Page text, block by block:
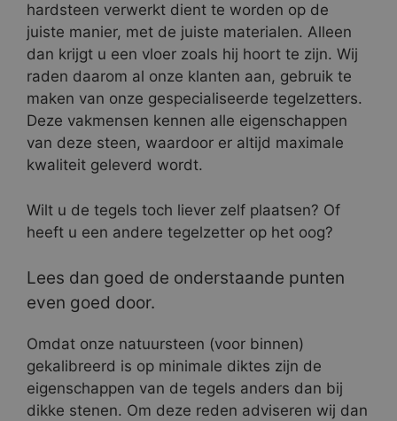
hardsteen verwerkt dient te worden op de
juiste manier, met de juiste materialen. Alleen
dan krijgt u een vloer zoals hij hoort te zijn. Wij
raden daarom al onze klanten aan, gebruik te
maken van onze gespecialiseerde tegelzetters.
Deze vakmensen kennen alle eigenschappen
van deze steen, waardoor er altijd maximale
kwaliteit geleverd wordt.
Wilt u de tegels toch liever zelf plaatsen? Of
heeft u een andere tegelzetter op het oog?
Lees dan goed de onderstaande punten
even goed door.
Omdat onze natuursteen (voor binnen)
gekalibreerd is op minimale diktes zijn de
eigenschappen van de tegels anders dan bij
dikke stenen. Om deze reden adviseren wij dan